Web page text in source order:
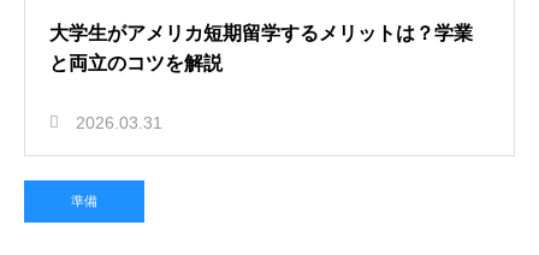
大学生がアメリカ短期留学するメリットは？学業
と両立のコツを解説
2026.03.31
準備